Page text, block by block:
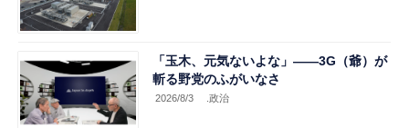
「玉木、元気ないよな」――3G（爺）が
斬る野党のふがいなさ
2026/8/3 .政治